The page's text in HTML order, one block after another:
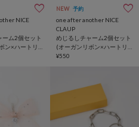
NICE
ーム2個セット
ン×ハートリ
NEW 予約
one after another NICE
CLAUP
めじるしチャーム2個セット
(オーガンリボン×ハートリ
ボン)
¥550